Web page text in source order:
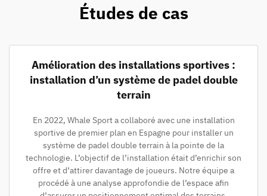
Études de cas
Amélioration des installations sportives :
installation d’un système de padel double
terrain
En 2022, Whale Sport a collaboré avec une installation
sportive de premier plan en Espagne pour installer un
système de padel double terrain à la pointe de la
technologie. L’objectif de l’installation était d’enrichir son
offre et d’attirer davantage de joueurs. Notre équipe a
procédé à une analyse approfondie de l’espace afin